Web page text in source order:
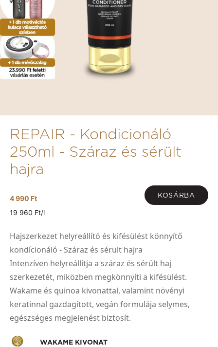
REPAIR - Kondicionáló
250ml - Száraz és sérült
hajra
4 990 Ft KOSÁRBA
19 960 Ft/l
Hajszerkezet helyreállító és kifésülést könnyítő
kondícionáló - Száraz és sérült hajra
Intenzíven helyreállítja a száraz és sérült haj
szerkezetét, miközben megkönnyíti a kifésülést.
Wakame és quinoa kivonattal, valamint növényi
keratinnal gazdagított, vegán formulája selymes,
egészséges megjelenést biztosít.
WAKAME KIVONAT